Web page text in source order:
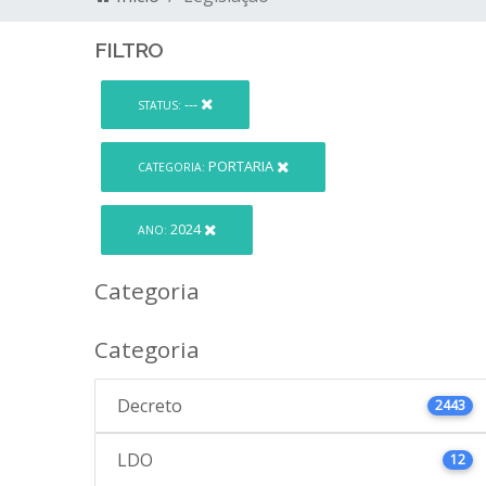
FILTRO
STATUS: ---
CATEGORIA: PORTARIA
ANO: 2024
Categoria
Categoria
Decreto 2443
LDO 12